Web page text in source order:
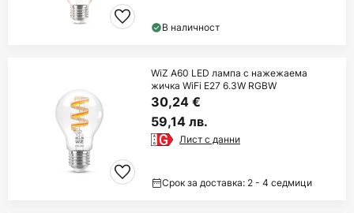
В наличност
WiZ A60 LED лампа с нажежаема
жичка WiFi E27 6.3W RGBW
30,24 €
59,14 лв.
Лист с данни
Срок за доставка: 2 - 4 седмици